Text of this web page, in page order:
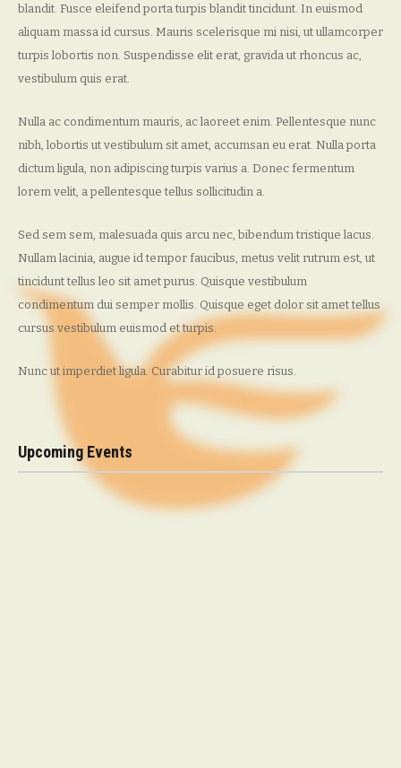
blandit. Fusce eleifend porta turpis blandit tincidunt. In euismod
aliquam massa id cursus. Mauris scelerisque mi nisi, ut ullamcorper
turpis lobortis non. Suspendisse elit erat, gravida ut rhoncus ac,
vestibulum quis erat.
Nulla ac condimentum mauris, ac laoreet enim. Pellentesque nunc
nibh, lobortis ut vestibulum sit amet, accumsan eu erat. Nulla porta
dictum ligula, non adipiscing turpis varius a. Donec fermentum
lorem velit, a pellentesque tellus sollicitudin a.
Sed sem sem, malesuada quis arcu nec, bibendum tristique lacus.
Nullam lacinia, augue id tempor faucibus, metus velit rutrum est, ut
tincidunt tellus leo sit amet purus. Quisque vestibulum
condimentum dui semper mollis. Quisque eget dolor sit amet tellus
cursus vestibulum euismod et turpis.
Nunc ut imperdiet ligula. Curabitur id posuere risus.
Upcoming Events